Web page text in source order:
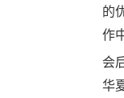
的
作
会
华